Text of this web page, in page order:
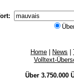
Home News
Volltext-
Über 3.750.000